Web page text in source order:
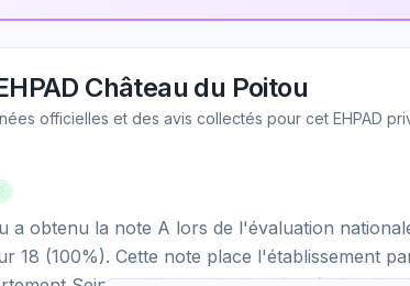
Château du Poitou
officielles et des avis collectés pour cet EHPAD
a obtenu la note A lors de l'évaluation
18 (100%). Cette note place l'établissement